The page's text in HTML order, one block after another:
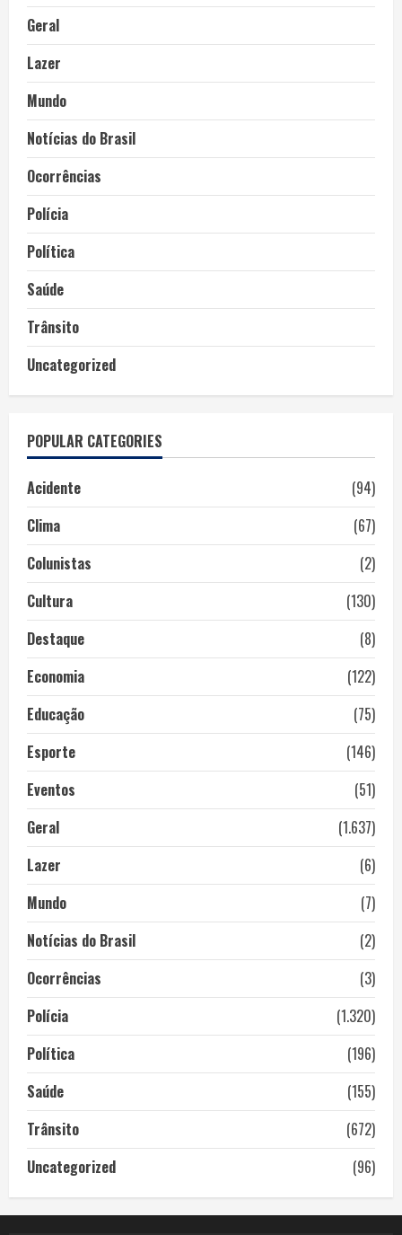
Geral
Lazer
Mundo
Notícias do Brasil
Ocorrências
Polícia
Política
Saúde
Trânsito
Uncategorized
POPULAR CATEGORIES
Acidente
(94)
Clima
(67)
Colunistas
(2)
Cultura
(130)
Destaque
(8)
Economia
(122)
Educação
(75)
Esporte
(146)
Eventos
(51)
Geral
(1.637)
Lazer
(6)
Mundo
(7)
Notícias do Brasil
(2)
Ocorrências
(3)
Polícia
(1.320)
Política
(196)
Saúde
(155)
Trânsito
(672)
Uncategorized
(96)